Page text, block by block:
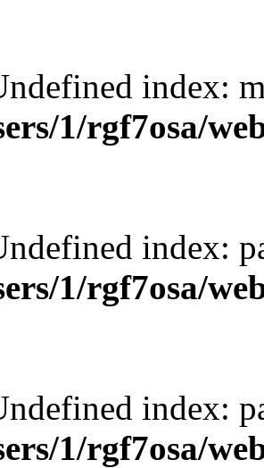
index:
1/rgf7osa/
index:
1/rgf7osa/
index:
1/rgf7osa/